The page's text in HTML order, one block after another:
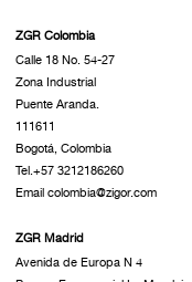
ZGR Colombia
Calle 18 No. 54-27
Zona Industrial
Puente Aranda.
111611
Bogotá, Colombia
Tel.+57 3212186260
Email colombia@zigor.com
ZGR Madrid
Avenida de Europa N 4